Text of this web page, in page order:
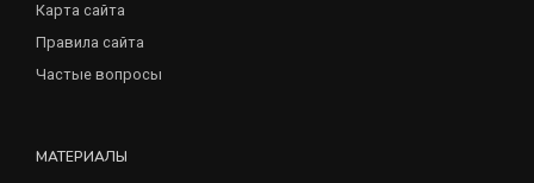
Карта сайта
Правила сайта
Частые вопросы
МАТЕРИАЛЫ